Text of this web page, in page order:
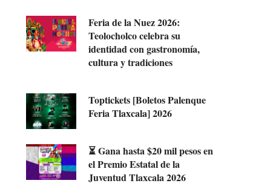
Feria de la Nuez 2026:
Teolocholco celebra su
identidad con gastronomía,
cultura y tradiciones
Toptickets [Boletos Palenque
Feria Tlaxcala] 2026
⏳ Gana hasta $20 mil pesos en
el Premio Estatal de la
Juventud Tlaxcala 2026